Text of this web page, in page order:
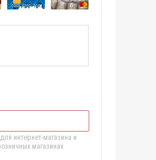
интернет-магазина и
магазинах